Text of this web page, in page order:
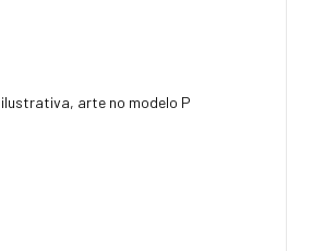
arte no modelo P